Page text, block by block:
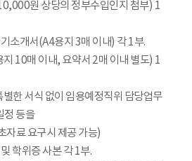
원 상당의 정부수입인지 첨부) 1
소개서(A4용지 3매 이내) 각 1부.
10매 이내, 요약서 2매 이내 별도) 1
한 서식 없이 임용예정직위 담당업무
정 등을
자료 요구시 제공 가능)
학위증 사본 각 1부.